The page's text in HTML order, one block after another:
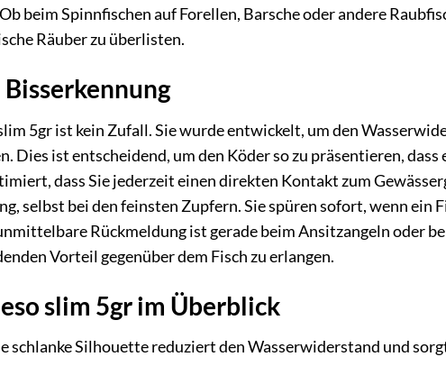
beim Spinnfischen auf Forellen, Barsche oder andere
Räuber zu überlisten.
5gr ist kein Zufall. Sie wurde entwickelt, um den
Dies ist entscheidend, um den Köder so zu präsentieren,
dass Sie jederzeit einen direkten Kontakt zum
selbst bei den feinsten Zupfern. Sie spüren sofort, wenn ein
Rückmeldung ist gerade beim Ansitzangeln oder
Vorteil gegenüber dem Fisch zu erlangen.
slim 5gr im Überblick
schlanke Silhouette reduziert den Wasserwiderstand und